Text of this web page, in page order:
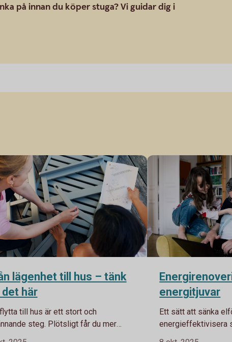
på innan du köper stuga? Vi guidar dig i
lägenhet till hus – tänk
det här
till hus är ett stort och
steg. Plötsligt får du mer
energitjuvar
Ett sätt att sänka
energieffektivisera